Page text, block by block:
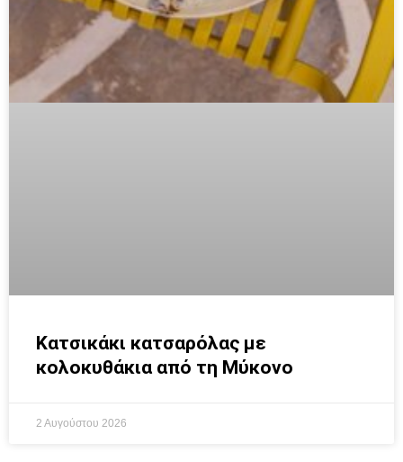
Κατσικάκι κατσαρόλας με
κολοκυθάκια από τη Μύκονο
2 Αυγούστου 2026